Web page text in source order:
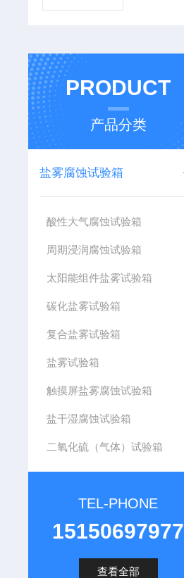
PRODUCT
产品分类
盐雾腐蚀试验箱
酸性大气腐蚀试验箱
周期浸润腐蚀试验箱
太阳能组件盐雾试验箱
碳化盐雾试验箱
复合盐雾试验箱
盐雾试验箱
触摸屏盐雾腐蚀试验箱
盐干湿腐蚀试验箱
二氧化硫（气体）试验箱
TEL-PHONE
15150697977
查看全部